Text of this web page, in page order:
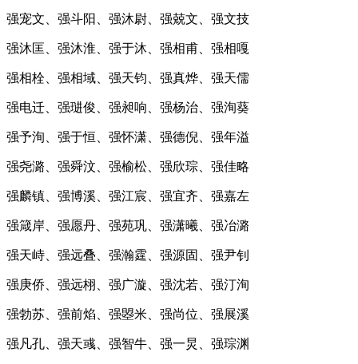
强宠文、强斗阳、强沐尉、强兢文、强文技
强沐匡、强沐淮、强于沐、强相甫、强相嘎
强相栓、强相域、强天钧、强真烨、强天儒
强电迁、强琎俊、强昶响、强杨治、强洵葵
强予洵、强于恒、强怀潇、强德倪、强年溢
强尧潞、强舜汶、强榆松、强欣琮、强佳略
强麟镇、强博溪、强江宸、强宜齐、强嘉左
强箴岸、强愿丹、强苑巩、强潇曦、强冶潞
强天峙、强远叠、强瀚霆、强源固、强尹钊
强庚侨、强远栩、强广漩、强沈若、强汀洵
强勃苏、强前焰、强曌米、强尚位、强展溪
强凡孔、强天彧、强智牛、强一炅、强琮渊